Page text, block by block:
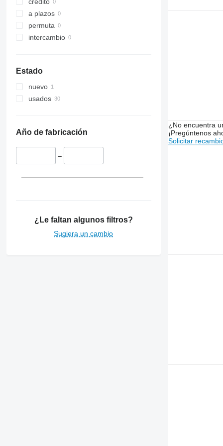
6100
6115
6120
6135
6200
6210
6230
6300
6510
6520
crédito
a plazos
permuta
intercambio
Estado
nuevo
usados
Año de fabricación
–
¿Le faltan algunos filtros?
Sugiera un cambio
¿No encuentra
¡Pregúntenos
Solicitar